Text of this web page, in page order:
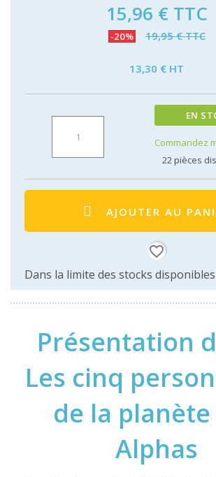
15,96 € TTC
-20% 19,95 € TTC
13,30 € HT
EN
Commandez
22pièces
AJOUTER AU
favorite_border
Dans la limite des stocks disponibles
Présentation
Les cinq
de la planète
Alphas